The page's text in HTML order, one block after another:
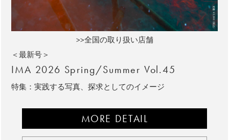
>>全国の取り扱い店舗
＜最新号＞
IMA 2026 Spring/Summer Vol.45
特集：実践する写真、探求としてのイメージ
MORE DETAIL